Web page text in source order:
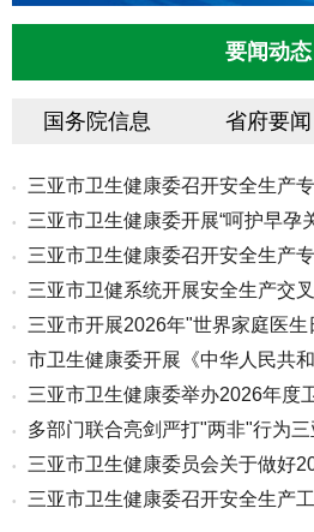
力量
要闻动态
国务院信息 省府要闻
• 三亚市卫生健康委召开安全生产
• 三亚市卫生健康委开展“呵护早孕
口...
• 三亚市卫生健康委召开安全生产
生...
• 三亚市卫健系统开展安全生产交
防线
• 三亚市开展2026年"世界家庭医生
• 市卫生健康委开展《中华人民共
作条...
• 三亚市卫生健康委举办2026年度
训班
• 多部门联合亮剑严打"两非"行为
治...
• 三亚市卫生健康委员会关于做好
用...
• 三亚市卫生健康委召开安全生产